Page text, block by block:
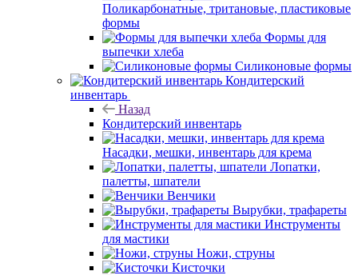
Поликарбонатные, тритановые, пластиковые
формы
Формы для
выпечки хлеба
Силиконовые формы
Кондитерский
инвентарь
Назад
Кондитерский инвентарь
Насадки, мешки, инвентарь для крема
Лопатки,
палетты, шпатели
Венчики
Вырубки, трафареты
Инструменты
для мастики
Ножи, струны
Кисточки